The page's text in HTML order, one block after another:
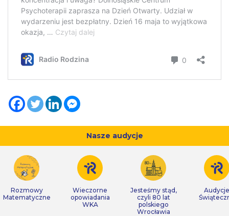
Nasze audycje
Rozmowy
Matematyczne
Wieczorne
opowiadania
WKA
Jesteśmy stąd,
czyli 80 lat
polskiego
Wrocławia
Audycje